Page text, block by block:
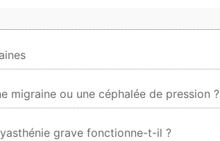
migraine ou une céphalée de pression ?
grave fonctionne-t-il ?